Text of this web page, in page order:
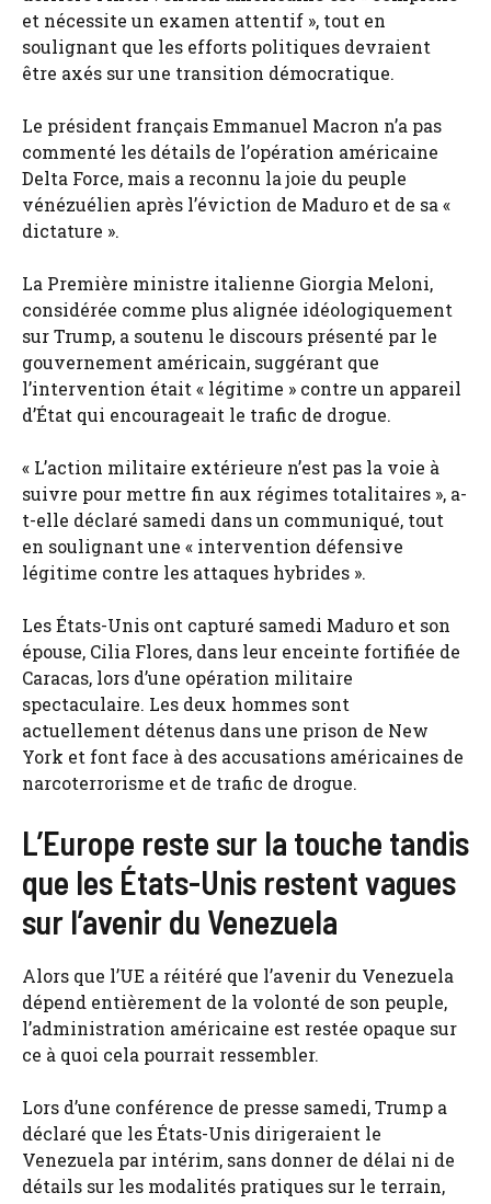
et nécessite un examen attentif », tout en
soulignant que les efforts politiques devraient
être axés sur une transition démocratique.
Le président français Emmanuel Macron n’a pas
commenté les détails de l’opération américaine
Delta Force, mais a reconnu la joie du peuple
vénézuélien après l’éviction de Maduro et de sa «
dictature ».
La Première ministre italienne Giorgia Meloni,
considérée comme plus alignée idéologiquement
sur Trump, a soutenu le discours présenté par le
gouvernement américain, suggérant que
l’intervention était « légitime » contre un appareil
d’État qui encourageait le trafic de drogue.
« L’action militaire extérieure n’est pas la voie à
suivre pour mettre fin aux régimes totalitaires », a-
t-elle déclaré samedi dans un communiqué, tout
en soulignant une « intervention défensive
légitime contre les attaques hybrides ».
Les États-Unis ont capturé samedi Maduro et son
épouse, Cilia Flores, dans leur enceinte fortifiée de
Caracas, lors d’une opération militaire
spectaculaire. Les deux hommes sont
actuellement détenus dans une prison de New
York et font face à des accusations américaines de
narcoterrorisme et de trafic de drogue.
L’Europe reste sur la touche tandis
que les États-Unis restent vagues
sur l’avenir du Venezuela
Alors que l’UE a réitéré que l’avenir du Venezuela
dépend entièrement de la volonté de son peuple,
l’administration américaine est restée opaque sur
ce à quoi cela pourrait ressembler.
Lors d’une conférence de presse samedi, Trump a
déclaré que les États-Unis dirigeraient le
Venezuela par intérim, sans donner de délai ni de
détails sur les modalités pratiques sur le terrain,